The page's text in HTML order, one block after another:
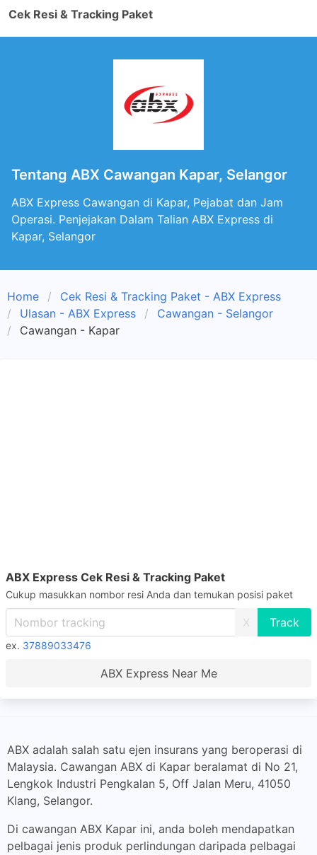
Cek Resi & Tracking Paket
Tentang ABX Cawangan Kapar, Selangor
ABX Express Cawangan di Kapar, Pejabat dan Jam
Operasi. Penjejakan Dalam Talian ABX Express di
Kapar, Selangor
Home
Cek Resi & Tracking Paket - ABX Express
Ulasan - ABX Express
Cawangan - Selangor
Cawangan - Kapar
ABX Express Cek Resi & Tracking Paket
Cukup masukkan nombor resi Anda dan temukan posisi paket
X
ex. 37889033476
ABX Express Near Me
ABX adalah salah satu ejen insurans yang beroperasi di
Malaysia. Cawangan ABX di Kapar beralamat di No 21,
Lengkok Industri Pengkalan 5, Off Jalan Meru, 41050
Klang, Selangor.
Di cawangan ABX Kapar ini, anda boleh mendapatkan
pelbagai jenis produk perlindungan daripada pelbagai